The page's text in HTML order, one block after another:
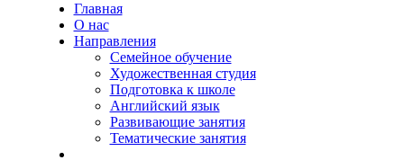
Главная
О нас
Направления
Семейное обучение
Художественная студия
Подготовка к школе
Английский язык
Развивающие занятия
Тематические занятия